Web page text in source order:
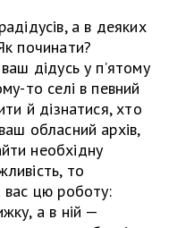
а в деяких
починати?
дідусь у п’ятому
то селі в певний
й дізнатися, хто
обласний архів,
необхідну
то
вас цю роботу:
а в ній —